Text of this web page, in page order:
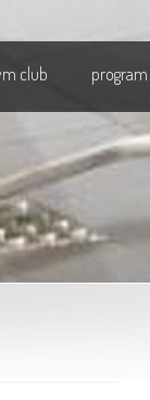
club program